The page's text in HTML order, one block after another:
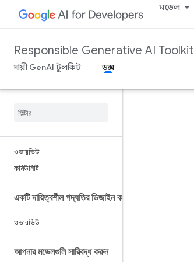
মডেল
Responsible Generative AI Toolkit
দায়ী GenAI টুলকিট ডক্স
ওভারভিউ
কমিউনিটি
একটি দায়িত্বশীল পদ্ধতির ডিজাইন করুন
ওভারভিউ
আপনার মডেলগুলি সারিবদ্ধ করুন